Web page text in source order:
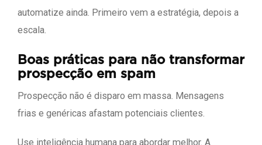
automatize ainda. Primeiro vem a estratégia, depois a
escala.
Boas práticas para não transformar
prospecção em spam
Prospecção não é disparo em massa. Mensagens
frias e genéricas afastam potenciais clientes.
Use inteligência humana para abordar melhor. A